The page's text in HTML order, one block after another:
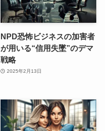
NPD恐怖ビジネスの加害者
が用いる“信用失墜”のデマ
戦略
2025年2月13日